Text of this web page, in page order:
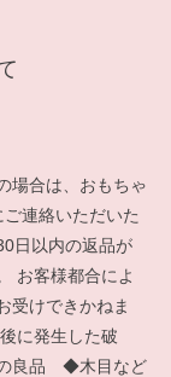
場合は、おもちゃ
連絡いただいた
日以内の返品が
お客様都合によ
受けできかねま
に発生した破
良品 ◆木目など